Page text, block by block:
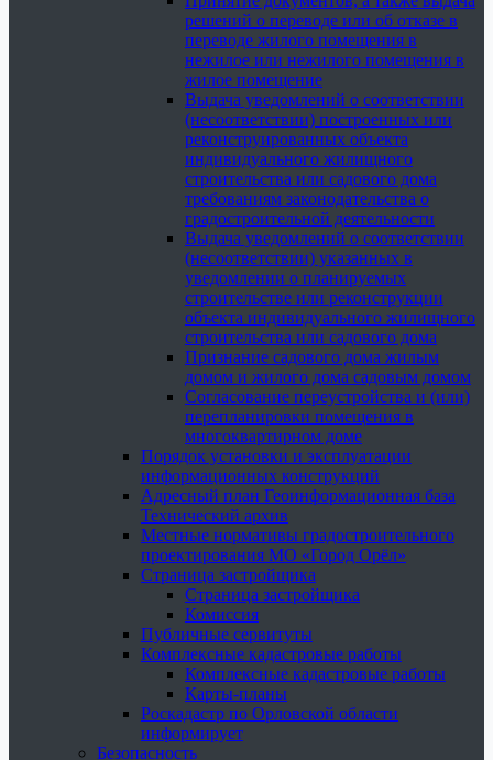
решений о переводе или об отказе в
переводе жилого помещения в
нежилое или нежилого помещения в
жилое помещение
Выдача уведомлений о соответствии
(несоответствии) построенных или
реконструированных объекта
индивидуального жилищного
строительства или садового дома
требованиям законодательства о
градостроительной деятельности
Выдача уведомлений о соответствии
(несоответствии) указанных в
уведомлении о планируемых
строительстве или реконструкции
объекта индивидуального жилищного
строительства или садового дома
Признание садового дома жилым
домом и жилого дома садовым домом
Согласование переустройства и (или)
перепланировки помещения в
многоквартирном доме
Порядок установки и эксплуатации
информационных конструкций
Адресный план Геоинформационная база
Технический архив
Местные нормативы градостроительного
проектирования МО «Город Орёл»
Страница застройщика
Страница застройщика
Комиссия
Публичные сервитуты
Комплексные кадастровые работы
Комплексные кадастровые работы
Карты-планы
Роскадастр по Орловской области
информирует
Безопасность